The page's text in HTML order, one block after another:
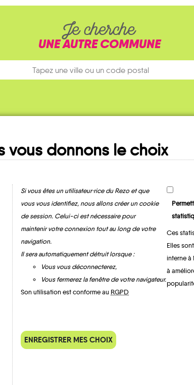
Je cherche
UNE AUTRE COMMUNE
Ma fiche
Saint-Germain
vous donnons le choix
Si vous êtes un utilisateur·rice du Rezo et que
vous vous identifiez, nous allons créer un cookie
de session. Celui-ci est nécessaire pour
maintenir votre connexion tout au long de votre
navigation.
Il sera automatiquement détruit lorsque :
Vous vous déconnecterez,
Vous fermerez la fenêtre de votre navigateur.
Son utilisation est conforme au RGPD
Ces
Elles
interne à
à
ENREGISTRER MES CHOIX